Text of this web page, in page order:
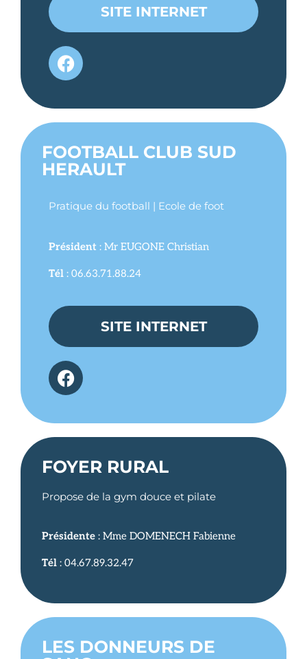
SITE INTERNET
FOOTBALL CLUB SUD
HERAULT
Pratique du football | Ecole de foot
Président : Mr EUGONE Christian
Tél : 06.63.71.88.24
SITE INTERNET
FOYER RURAL
Propose de la gym douce et pilate
Présidente : Mme DOMENECH Fabienne
Tél : 04.67.89.32.47
LES DONNEURS DE